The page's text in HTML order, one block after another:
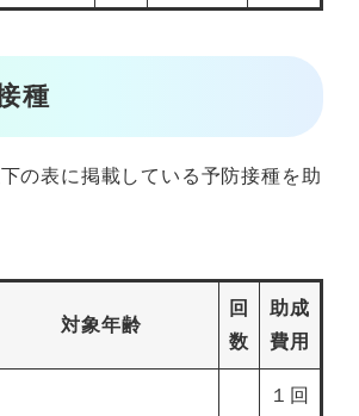
種
の表に掲載している予防接種を助
対象年齢
回
数
助成
費用
１回